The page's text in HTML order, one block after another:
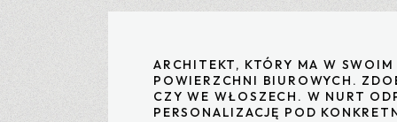
ARCHITEKT, KTÓRY MA W
POWIERZCHNI BIUROWYCH.
CZY WE WŁOSZECH. W NURT
PERSONALIZACJĘ POD